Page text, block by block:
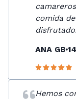
comida
ANA GB
Hemos